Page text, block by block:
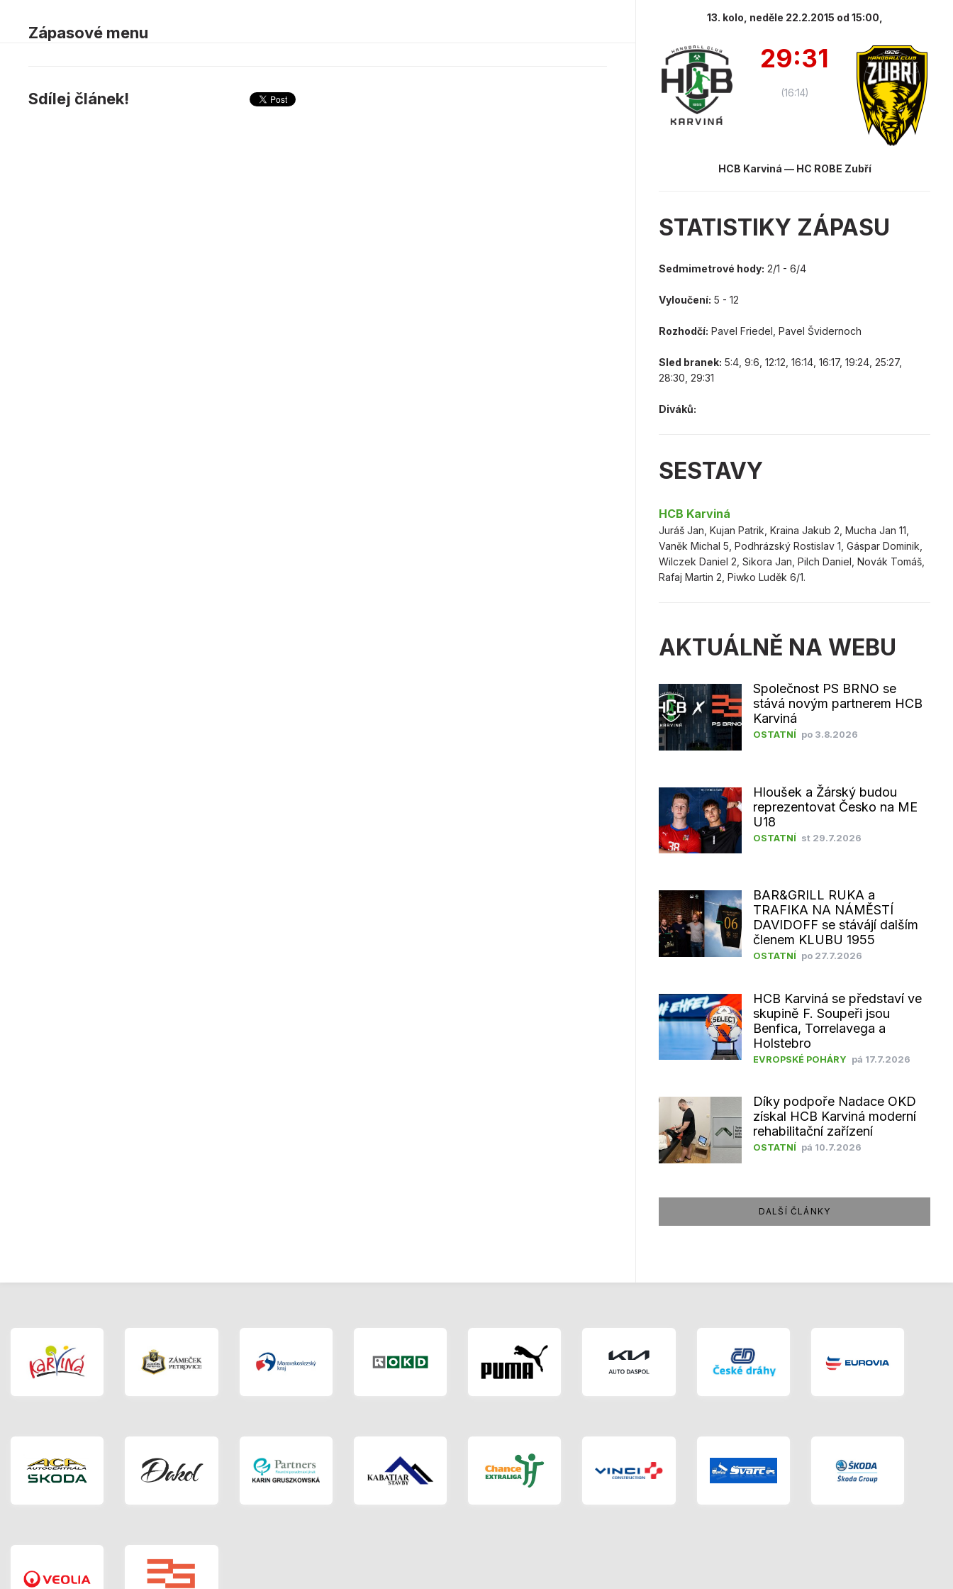
Zápasové menu
Sdílej článek!
13. kolo, neděle 22.2.2015 od 15:00,
29:31
(16:14)
HCB Karviná — HC ROBE Zubří
STATISTIKY ZÁPASU
Sedmimetrové hody: 2/1 - 6/4
Vyloučení: 5 - 12
Rozhodčí: Pavel Friedel, Pavel Švidernoch
Sled branek: 5:4, 9:6, 12:12, 16:14, 16:17, 19:24, 25:27,
28:30, 29:31
Diváků:
SESTAVY
HCB Karviná
Juráš Jan, Kujan Patrik, Kraina Jakub 2, Mucha Jan 11,
Vaněk Michal 5, Podhrázský Rostislav 1, Gáspar Dominik,
Wilczek Daniel 2, Sikora Jan, Pilch Daniel, Novák Tomáš,
Rafaj Martin 2, Piwko Luděk 6/1.
AKTUÁLNĚ NA WEBU
Společnost PS BRNO se
stává novým partnerem HCB
Karviná
OSTATNÍ po 3.8.2026
Hloušek a Žárský budou
reprezentovat Česko na ME
U18
OSTATNÍ st 29.7.2026
BAR&GRILL RUKA a
TRAFIKA NA NÁMĚSTÍ
DAVIDOFF se stávájí dalším
členem KLUBU 1955
OSTATNÍ po 27.7.2026
HCB Karviná se představí ve
skupině F. Soupeři jsou
Benfica, Torrelavega a
Holstebro
EVROPSKÉ POHÁRY pá 17.7.2026
Díky podpoře Nadace OKD
získal HCB Karviná moderní
rehabilitační zařízení
OSTATNÍ pá 10.7.2026
DALŠÍ ČLÁNKY